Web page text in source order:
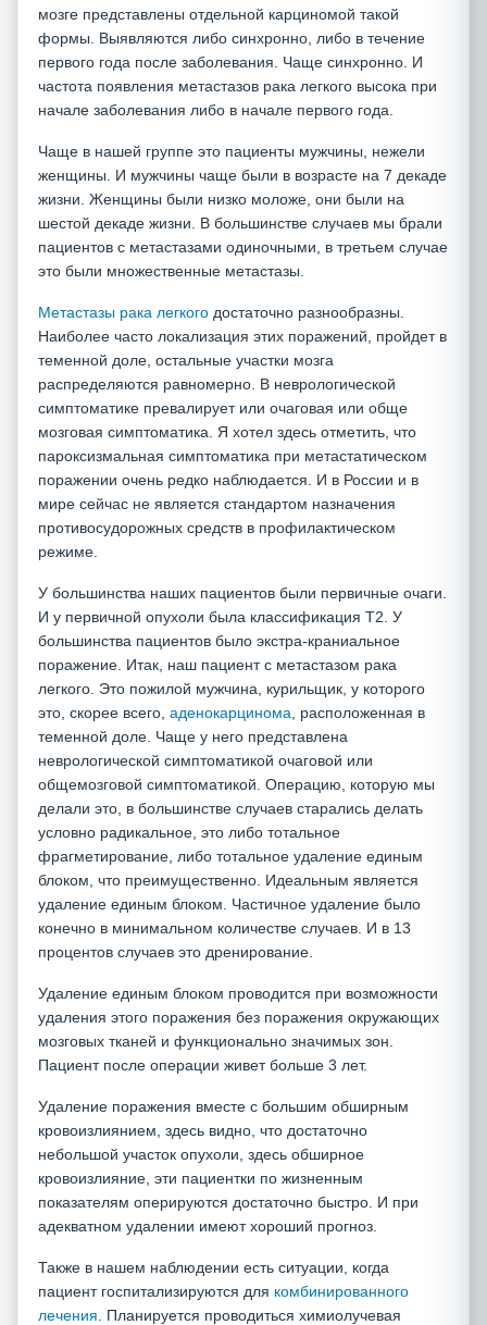
мозге представлены отдельной карциномой такой
формы. Выявляются либо синхронно, либо в течение
первого года после заболевания. Чаще синхронно. И
частота появления метастазов рака легкого высока при
начале заболевания либо в начале первого года.
Чаще в нашей группе это пациенты мужчины, нежели
женщины. И мужчины чаще были в возрасте на 7 декаде
жизни. Женщины были низко моложе, они были на
шестой декаде жизни. В большинстве случаев мы брали
пациентов с метастазами одиночными, в третьем случае
это были множественные метастазы.
Метастазы рака легкого достаточно разнообразны.
Наиболее часто локализация этих поражений, пройдет в
теменной доле, остальные участки мозга
распределяются равномерно. В неврологической
симптоматике превалирует или очаговая или обще
мозговая симптоматика. Я хотел здесь отметить, что
пароксизмальная симптоматика при метастатическом
поражении очень редко наблюдается. И в России и в
мире сейчас не является стандартом назначения
противосудорожных средств в профилактическом
режиме.
У большинства наших пациентов были первичные очаги.
И у первичной опухоли была классификация Т2. У
большинства пациентов было экстра-краниальное
поражение. Итак, наш пациент с метастазом рака
легкого. Это пожилой мужчина, курильщик, у которого
это, скорее всего, аденокарцинома , расположенная в
теменной доле. Чаще у него представлена
неврологической симптоматикой очаговой или
общемозговой симптоматикой. Операцию, которую мы
делали это, в большинстве случаев старались делать
условно радикальное, это либо тотальное
фрагметирование, либо тотальное удаление единым
блоком, что преимущественно. Идеальным является
удаление единым блоком. Частичное удаление было
конечно в минимальном количестве случаев. И в 13
процентов случаев это дренирование.
Удаление единым блоком проводится при возможности
удаления этого поражения без поражения окружающих
мозговых тканей и функционально значимых зон.
Пациент после операции живет больше 3 лет.
Удаление поражения вместе с большим обширным
кровоизлиянием, здесь видно, что достаточно
небольшой участок опухоли, здесь обширное
кровоизлияние, эти пациентки по жизненным
показателям оперируются достаточно быстро. И при
адекватном удалении имеют хороший прогноз.
Также в нашем наблюдении есть ситуации, когда
пациент госпитализируются для комбинированного
лечения . Планируется проводиться химиолучевая